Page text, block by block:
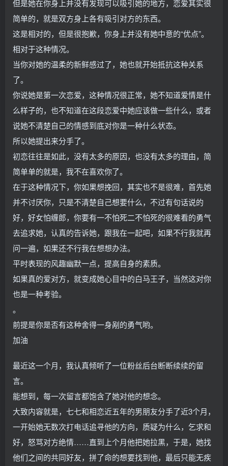
但是她在你身上并没有发现可以吸引她的地方，恋爱其实很
简单的，就是双方身上各有吸引对方的东西。
这是相对的，但是很抱歉，你身上并没有她中意的“优点”。
相对于这种情况。
当你对她的温柔的新鲜感过了，她也就开始抵抗这种关系
了。
你说她是第一次恋爱，这种情况很正常，她不知道爱情是什
么样子的，也不知道在这段恋爱中她应该做一些什么，或者
说她不清楚自己的情感到底对你是一种什么状态。
所以她提出来分手了。
初恋往往是如此，没有太多的原因，也没有太多的理由，简
简单单的就是，我不在喜欢你了。
在于这种情况下，你如果想挽回，其实也不是很难，首先她
并不讨厌你，只是不清楚自己想要什么，不过有句话说的
好，好女怕缠郎，你要有一不怕死二不怕死的很难看的勇气
去追求她，认真的告诉她，跟我在一起吧，如果不行我就再
问一遍，如果还不行我在想想办法。
平时表现的风趣幽默一点，提高自身的素质。
如果真的爱对方，就变成她心目中的白马王子，当然这对你
也是一种考验。
。
前提是你是否有这种舍得一身剐的勇气哟。
加油
最近这一个月，我认真倾听了一位粉丝后台断断续续的留
言。
能想到，每一次留言都饱含了她对他的想念。
大致内容就是，七七和相恋近五年的男朋友分手了近3个月，
一开始她无数次打电话追寻他的方向，质疑为什么，乞求和
好，怒骂对方绝情……直到上个月他把她拉黑，于是，她找
他们之间的共同好友，拼了命的想要找到他，最后只能无疾